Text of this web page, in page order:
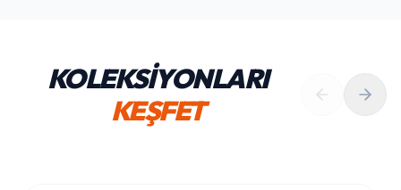
KOLEKSİYONLARI
KEŞFET